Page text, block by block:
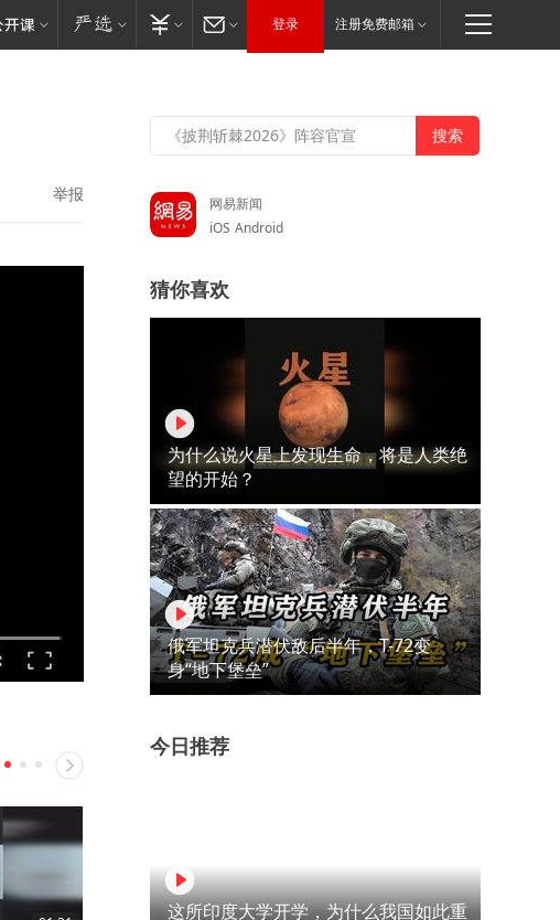
登录 注册免费邮箱
举报
网易新闻
iOS Android
猜你喜欢
为什么说火星上发现生命，将是人类绝
望的开始？
俄军坦克兵潜伏敌后半年，T-72变
身“地下堡垒”
今日推荐
这所印度大学开学，为什么我国如此重